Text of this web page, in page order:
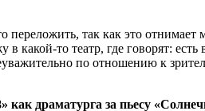
так как это
то театр, где говорят:
по отношению к
драматурга за пьесу